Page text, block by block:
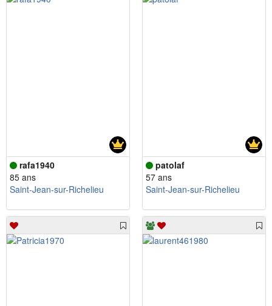
rafa1940
85 ans
Saint-Jean-sur-Richelieu
patolaf
57 ans
Saint-Jean-sur-Richelieu